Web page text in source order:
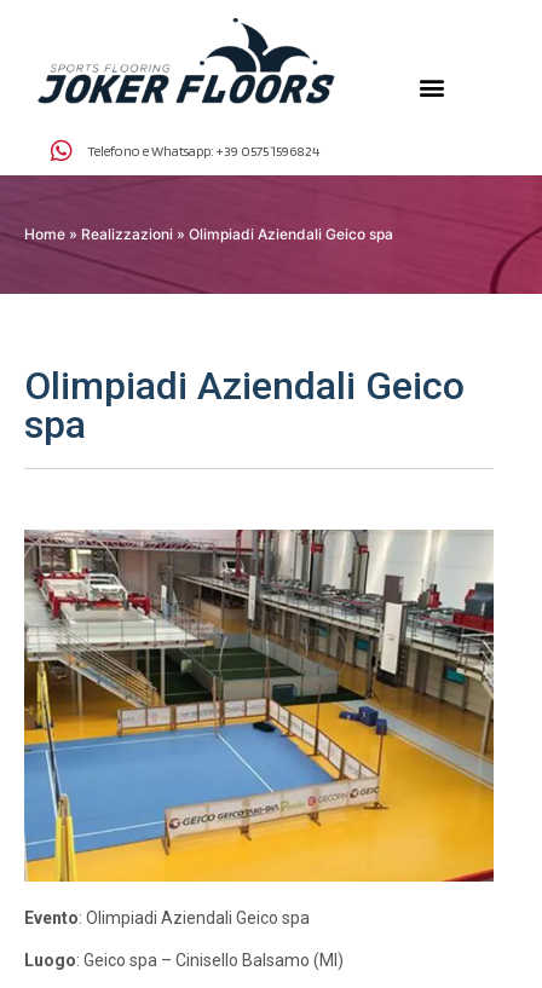
Telefono e Whatsapp: +39 0575 1596824
Home » Realizzazioni » Olimpiadi Aziendali Geico spa
Olimpiadi Aziendali Geico
spa
Evento: Olimpiadi Aziendali Geico spa
Luogo: Geico spa – Cinisello Balsamo (MI)